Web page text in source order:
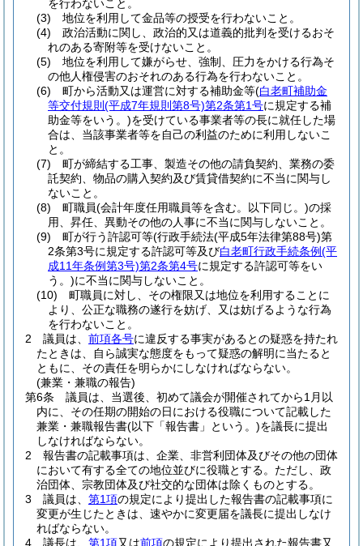
を行わないこと。
(3)
地位を利用して金品等の授受を行わないこと。
(4)
政治活動に関し、政治的又は道義的批判を受けるおそ
れのある寄附等を受けないこと。
(5)
地位を利用して嫌がらせ、強制、圧力をかける行為そ
の他人権侵害のおそれのある行為を行わないこと。
(6)
町から活動又は運営に対する補助金等(白老町補助金
等交付規則 (平成7年規則第8号)第2条第1号に規定する補
助金等をいう。)を受けている事業者等の長に就任した場
合は、当該事業者等を自己の利益のために利用しないこ
と。
(7)
町が締結する工事、製造その他の請負契約、業務の委
託契約、物品の購入契約及び賃貸借契約に不当に関与し
ないこと。
(8)
町職員(会計年度任用職員等を含む。以下同じ。)の採
用、昇任、異動その他の人事に不当に関与しないこと。
(9)
町が行う許認可等(行政手続法(平成5年法律第88号)第
2条第3号に規定する許認可等及び白老町行政手続条例(平
成11年条例第3号)第2条第4号に規定する許認可等をい
う。)に不当に関与しないこと。
(10)
町職員に対し、その権限又は地位を利用することに
より、公正な職務の遂行を妨げ、又は妨げるような行為
を行わないこと。
2
議員は、 前項各号に違反する事実があるとの疑惑を持たれ
たときは、自ら誠実な態度をもって疑惑の解明に当たると
ともに、その責任を明らかにしなければならない。
(兼業・兼職の報告)
第6条
議員は、当選後、初めて議会が開催されてから1月以
内に、その任期の開始の日における役職について記載した
兼業・兼職報告書(以下「報告書」という。)を議長に提出
しなければならない。
2
報告書の記載事項は、企業、非営利団体及びその他の団体
において有する全ての地位並びに役職とする。 ただし、政
治団体、宗教団体及び社交的な団体は除くものとする。
3
議員は、 第1項の規定により提出した報告書の記載事項に
変更が生じたときは、速やかに変更届を議長に提出しなけ
ればならない。
4
議長は、 第1項又は前項の規定により提出された報告書又